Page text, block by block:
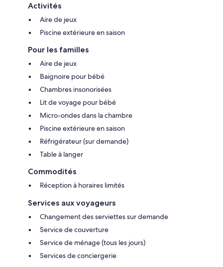
Activités
Aire de jeux
Piscine extérieure en saison
Pour les familles
Aire de jeux
Baignoire pour bébé
Chambres insonorisées
Lit de voyage pour bébé
Micro-ondes dans la chambre
Piscine extérieure en saison
Réfrigérateur (sur demande)
Table à langer
Commodités
Réception à horaires limités
Services aux voyageurs
Changement des serviettes sur demande
Service de couverture
Service de ménage (tous les jours)
Services de conciergerie